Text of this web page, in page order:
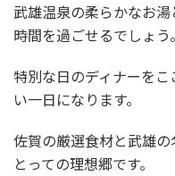
武雄温泉の柔らかなお
時間を過ごせるでしょう。
特別な日のディナーを
い一日になります。
佐賀の厳選食材と武雄
とっての理想郷です。